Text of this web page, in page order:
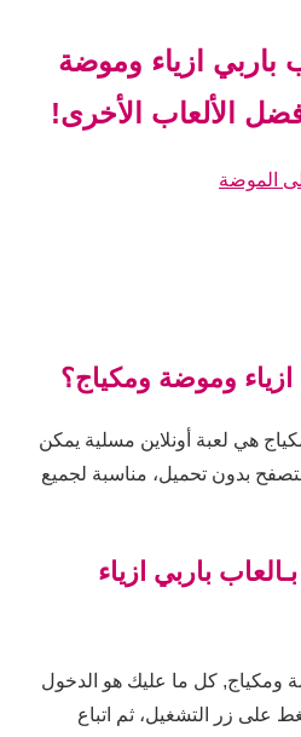
باربي ازياء وموضة
الألعاب الأخرى!
الموضة
وموضة ومكياج؟
هي لعبة أونلاين مسلية يمكن
بدون تحميل، مناسبة لجميع
باربي ازياء
ومكياج, كل ما عليك هو الدخول
على زر التشغيل، ثم اتباع